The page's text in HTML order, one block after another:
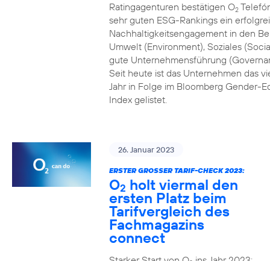
Ratingagenturen bestätigen O2
sehr guten ESG-Rankings ein
Nachhaltigkeitsengagement in den
Umwelt (Environment), Soziales
gute Unternehmensführung
Seit heute ist das Unternehmen das
Jahr in Folge im Bloomberg Gender-
Index gelistet.
26. Januar 2023
ERSTER GROSSER TARIF-CHECK 2023:
O2 holt viermal den
ersten Platz beim
Tarifvergleich des
Fachmagazins
connect